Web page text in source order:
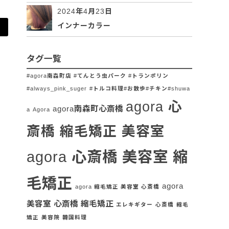
2024年4月23日
インナーカラー
タグ一覧
#agora南森町店 #てんとう虫パーク #トランポリン
#always_pink_suger #トルコ料理#お散歩#チキン#shuwa
a Agora agora南森町心斎橋 agora 心
斎橋 縮毛矯正 美容室
agora 心斎橋 美容室 縮
毛矯正 agora 縮毛矯正 美容室 心斎橋 agora
美容室 心斎橋 縮毛矯正 エレキギター 心斎橋 縮毛
矯正 美容院 韓国料理